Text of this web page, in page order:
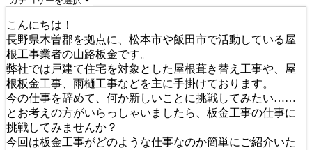
こんにちは！
長野県木曽郡を拠点に、松本市や飯田市で活動している屋
根工事業者の山路板金です。
弊社では戸建て住宅を対象とした屋根葺き替え工事や、屋
根板金工事、雨樋工事などを主に手掛けております。
今の仕事を辞めて、何か新しいことに挑戦してみたい……
とお考えの方がいらっしゃいましたら、板金工事の仕事に
挑戦してみませんか？
今回は板金工事がどのような仕事なのか簡単にご紹介いた